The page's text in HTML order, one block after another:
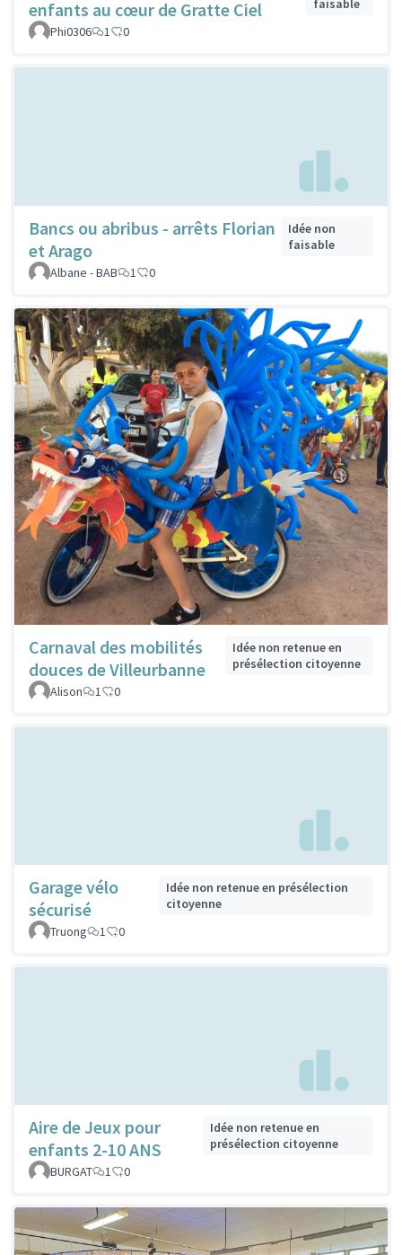
enfants au cœur de Gratte Ciel
faisable
Phi0306
1 0
Bancs ou abribus - arrêts Florian
et Arago
Idée non
faisable
Albane - BAB
1 0
Carnaval des mobilités
douces de Villeurbanne
Idée non retenue en
présélection citoyenne
Alison
1 0
Garage vélo
sécurisé
Idée non retenue en présélection
citoyenne
Truong
1 0
Aire de Jeux pour
enfants 2-10 ANS
Idée non retenue en
présélection citoyenne
BURGAT
1 0